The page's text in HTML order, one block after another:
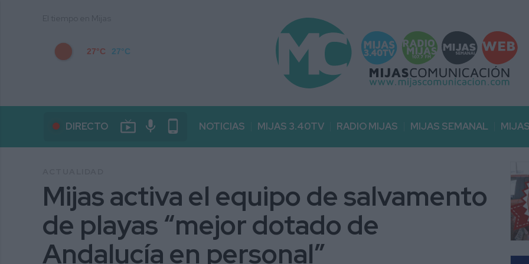
27°C 27°C
DIRECTO live_tv mic phone_android NOTICIAS MIJAS 3.40TV RADIO MIJAS MIJAS SEMANAL
Mijas activa el equipo de salvamento
de playas “mejor dotado de
Andalucía en personal”